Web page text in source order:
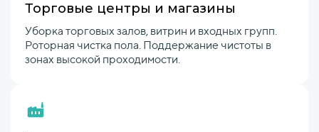
Торговые центры и магазины
Уборка торговых залов, витрин и входных групп.
Роторная чистка пола. Поддержание чистоты в
зонах высокой проходимости.